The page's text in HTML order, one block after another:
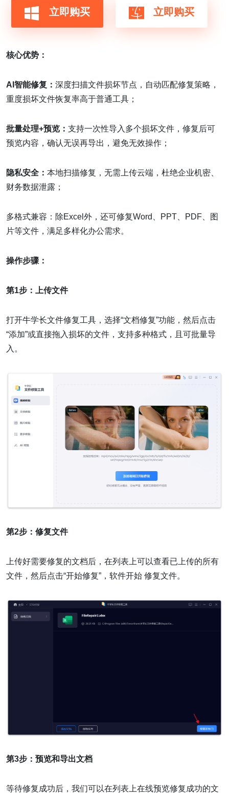
立即购买 立即购买
核心优势：
AI智能修复： 深度扫描文件损坏节点，自动匹配修复策略，
重度损坏文件恢复率高于普通工具；
批量处理+预览： 支持一次性导入多个损坏文件，修复后可
预览内容，确认无误再导出，避免无效操作；
隐私安全： 本地扫描修复，无需上传云端，杜绝企业机密、
财务数据泄露；
多格式兼容：除Excel外，还可修复Word、PPT、PDF、图
片等文件，满足多样化办公需求。
操作步骤：
第1步：上传文件
打开牛学长文件修复工具，选择“文档修复”功能，然后点击
“添加”或直接拖入损坏的文件，支持多种格式，且可批量导
入。
第2步：修复文件
上传好需要修复的文档后，在列表上可以查看已上传的所有
文件，然后点击“开始修复”，软件开始 修复文件。
第3步：预览和导出文档
等待修复成功后，我们可以在列表上在线预览修复成功的文